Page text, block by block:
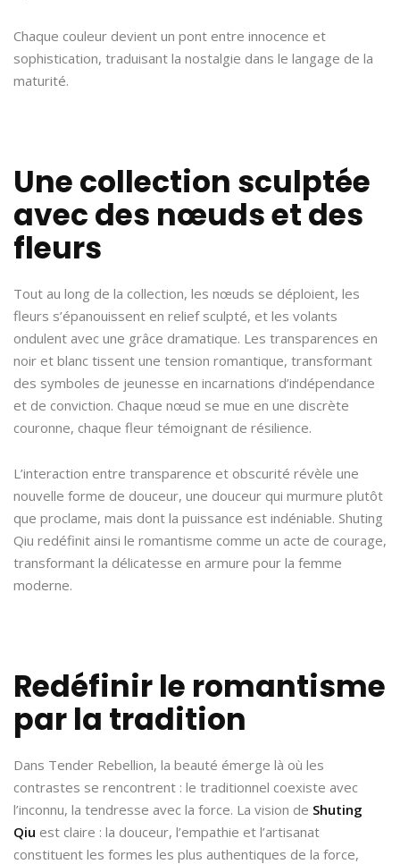
Chaque couleur devient un pont entre innocence et
sophistication, traduisant la nostalgie dans le langage de la
maturité.
Une collection sculptée
avec des nœuds et des
fleurs
Tout au long de la collection, les nœuds se déploient, les
fleurs s’épanouissent en relief sculpté, et les volants
ondulent avec une grâce dramatique. Les transparences en
noir et blanc tissent une tension romantique, transformant
des symboles de jeunesse en incarnations d’indépendance
et de conviction. Chaque nœud se mue en une discrète
couronne, chaque fleur témoignant de résilience.
L’interaction entre transparence et obscurité révèle une
nouvelle forme de douceur, une douceur qui murmure plutôt
que proclame, mais dont la puissance est indéniable. Shuting
Qiu redéfinit ainsi le romantisme comme un acte de courage,
transformant la délicatesse en armure pour la femme
moderne.
Redéfinir le romantisme
par la tradition
Dans Tender Rebellion, la beauté émerge là où les
contrastes se rencontrent : le traditionnel coexiste avec
l’inconnu, la tendresse avec la force. La vision de Shuting
Qiu est claire : la douceur, l’empathie et l’artisanat
constituent les formes les plus authentiques de la force,